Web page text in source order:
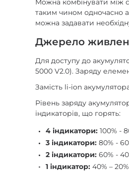
Можна комбінувати між
таким чином одночасно
можна задавати
Джерело
Для доступу до
5000 V2.0). Заряду
Замість li-ion
Рівень заряду
індикаторів, що горять:
4 індикатори: 100% -
3 індикатори: 80% -
2 індикатори: 60% -
1 індикатор:40% –